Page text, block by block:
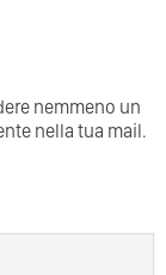
nemmeno un
nella tua mail.